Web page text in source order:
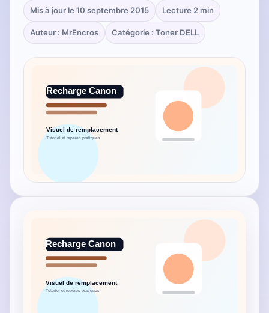
Mis à jour le 10 septembre 2015 Lecture 2 min
Auteur : MrEncros Catégorie : Toner DELL